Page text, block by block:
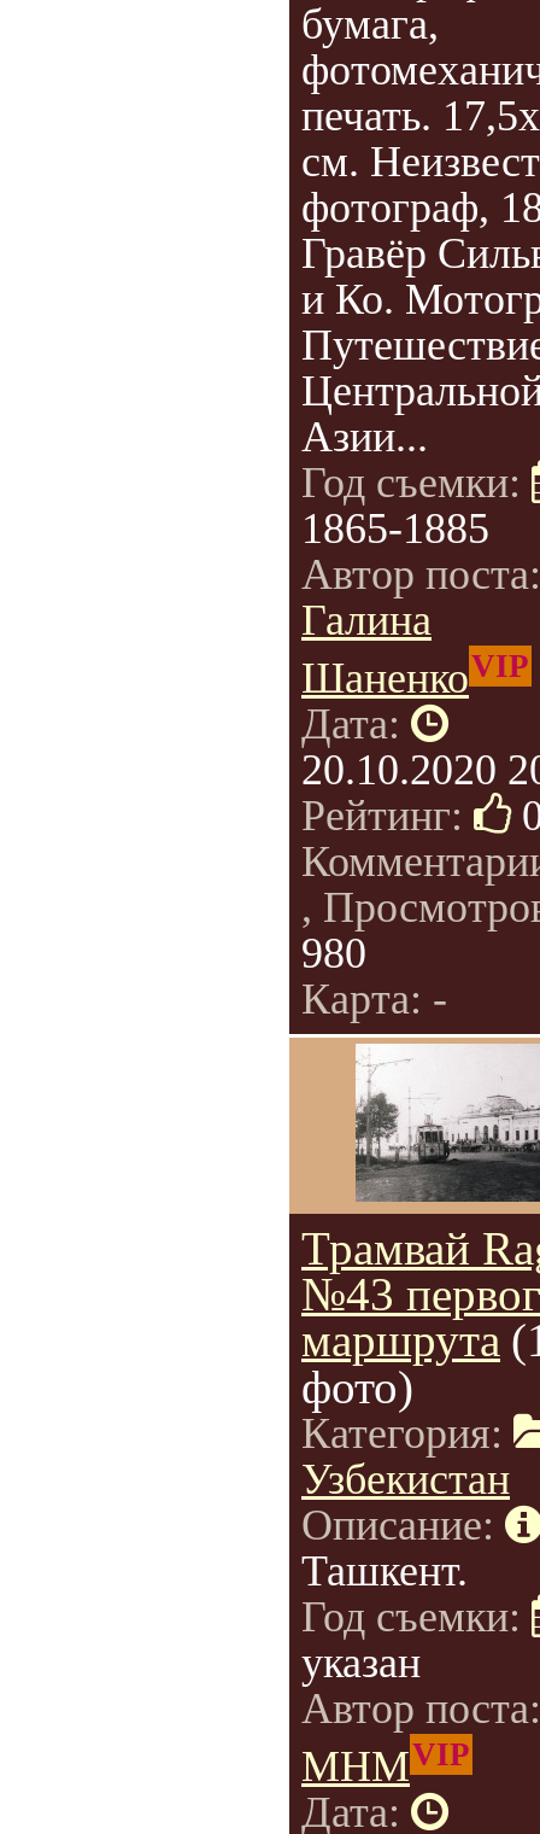
бумага,
печать.
см.
фотограф,
Гравёр
и Ко.
Азии...
Год съемки:
1865-1885
Автор
Галина
ШаненкоVIP
Дата:
20.10.2020
Рейтинг:
,
980
Карта: -
Трамвай
№43
маршрута
фото)
Категория:
Узбекистан
Описание:
Ташкент.
Год съемки:
указан
Автор
МНМVIP
Дата: